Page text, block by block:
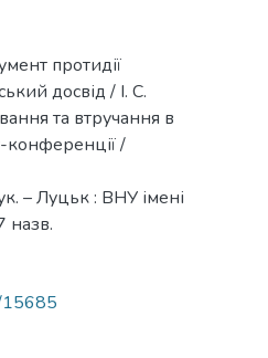
протидії
досвід / І. С.
та втручання в
конференції /
– Луцьк : ВНУ імені
назв.
15685